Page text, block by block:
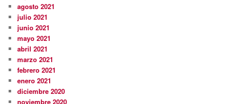
agosto 2021
julio 2021
junio 2021
mayo 2021
abril 2021
marzo 2021
febrero 2021
enero 2021
diciembre 2020
noviembre 2020